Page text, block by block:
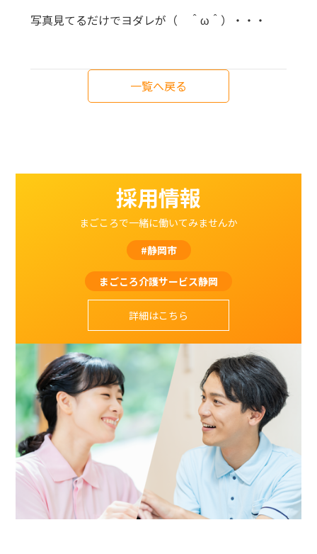
写真見てるだけでヨダレが（ ＾ω＾）・・・
一覧へ戻る
採用情報
まごころで一緒に働いてみませんか
#静岡市
まごころ介護サービス静岡
詳細はこちら